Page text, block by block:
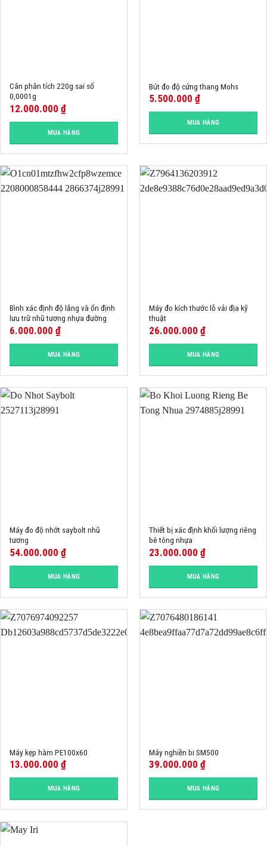
Cân phân tích 220g sai số
0,0001g
12.000.000 ₫
MUA HÀNG
Bút đo độ cứng thang Mohs
5.500.000 ₫
MUA HÀNG
Bình xác định độ lắng và ổn định
lưu trữ nhũ tương nhựa đường
6.000.000 ₫
MUA HÀNG
Máy đo kích thước lỗ vải địa kỹ
thuật
26.000.000 ₫
MUA HÀNG
Máy đo độ nhớt saybolt nhũ
tương
54.000.000 ₫
MUA HÀNG
Thiết bị xác định khối lượng riêng
bê tông nhựa
23.000.000 ₫
MUA HÀNG
Máy kẹp hàm PE100x60
13.000.000 ₫
MUA HÀNG
Máy nghiền bi SM500
39.000.000 ₫
MUA HÀNG